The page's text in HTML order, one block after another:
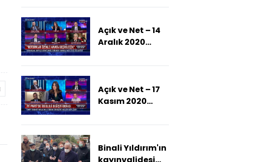
Açık ve Net – 14
Aralık 2020
ilişkileri
nasıl etkilenir?)
Açık ve Net – 17
Kasım 2020
ihracına giden
söyledi?)
Binali Yıldırım'ın